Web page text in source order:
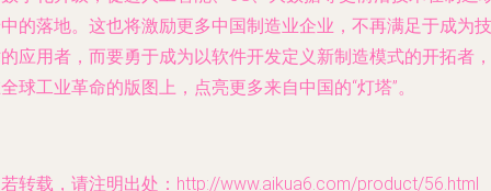
的落地。这也将激励更多中国制造业企业，不再满足于成为技
应用者，而要勇于成为以软件开发定义新制造模式的开拓者，
球工业革命的版图上，点亮更多来自中国的“灯塔”。
转载，请注明出处：http://www.aikua6.com/product/56.html